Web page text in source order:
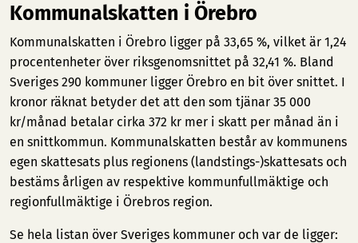
Kommunalskatten i Örebro
Kommunalskatten i Örebro ligger på 33,65 %, vilket är 1,24
procentenheter över riksgenomsnittet på 32,41 %. Bland
Sveriges 290 kommuner ligger Örebro en bit över snittet. I
kronor räknat betyder det att den som tjänar 35 000
kr/månad betalar cirka 372 kr mer i skatt per månad än i
en snittkommun. Kommunalskatten består av kommunens
egen skattesats plus regionens (landstings-)skattesats och
bestäms årligen av respektive kommunfullmäktige och
regionfullmäktige i Örebros region.
Se hela listan över Sveriges kommuner och var de ligger: